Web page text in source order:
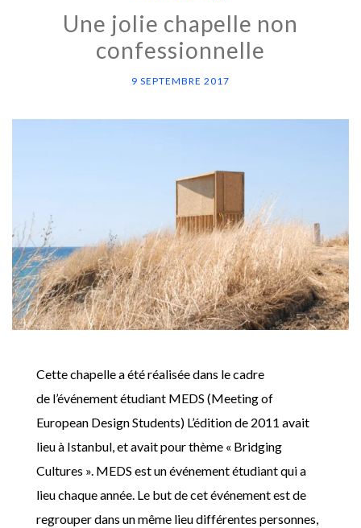
Une jolie chapelle non
confessionnelle
9 SEPTEMBRE 2017
Cette chapelle a été réalisée dans le cadre
de l’événement étudiant MEDS (Meeting of
European Design Students) L’édition de 2011 avait
lieu à Istanbul, et avait pour thème « Bridging
Cultures ». MEDS est un événement étudiant qui a
lieu chaque année. Le but de cet événement est de
regrouper dans un même lieu différentes personnes,